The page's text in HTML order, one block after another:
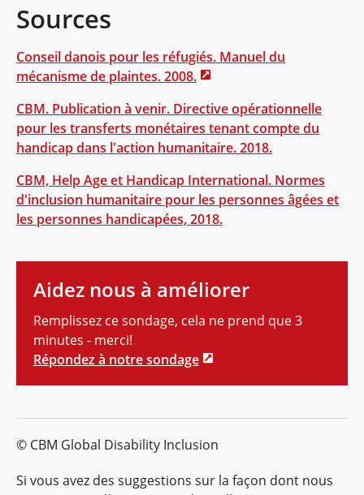
Sources
Conseil danois pour les réfugiés. Manuel du
mécanisme de plaintes. 2008.
CBM. Publication à venir. Directive opérationnelle
pour les transferts monétaires tenant compte du
handicap dans l'action humanitaire. 2018.
CBM, Help Age et Handicap International. Normes
d'inclusion humanitaire pour les personnes âgées et
les personnes handicapées, 2018.
Aidez nous à améliorer
Remplissez ce sondage, cela ne prend que 3
minutes - merci!
Répondez à notre sondage
© CBM Global Disability Inclusion
Si vous avez des suggestions sur la façon dont nous